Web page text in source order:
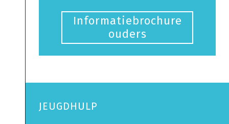
Informatiebrochure
ouders
JEUGDHULP